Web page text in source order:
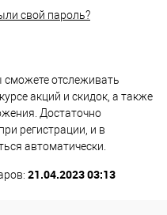
свой пароль?
сможете отслеживать
акций и скидок, а также
Достаточно
регистрации, и в
автоматически.
21.04.2023 03:13